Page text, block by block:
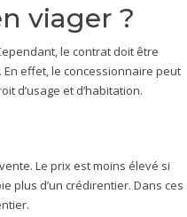
viager ?
le contrat doit être
effet, le concessionnaire peut
d’usage et d’habitation.
Le prix est moins élevé si
plus d’un crédirentier. Dans ces